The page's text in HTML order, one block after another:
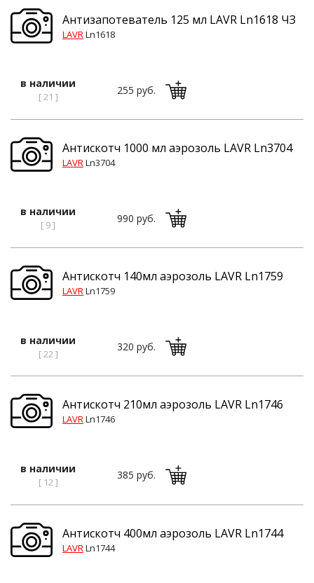
Антизапотеватель 125 мл LAVR Ln1618 ЧЗ
LAVR Ln1618
в наличии
[ 21 ]
255 руб.
Антискотч 1000 мл аэрозоль LAVR Ln3704
LAVRLn3704
в наличии
[ 9 ]
990 руб.
Антискотч 140мл аэрозоль LAVR Ln1759
LAVRLn1759
в наличии
[ 22 ]
320 руб.
Антискотч 210мл аэрозоль LAVR Ln1746
LAVRLn1746
в наличии
[ 12 ]
385 руб.
Антискотч 400мл аэрозоль LAVR Ln1744
LAVR Ln1744